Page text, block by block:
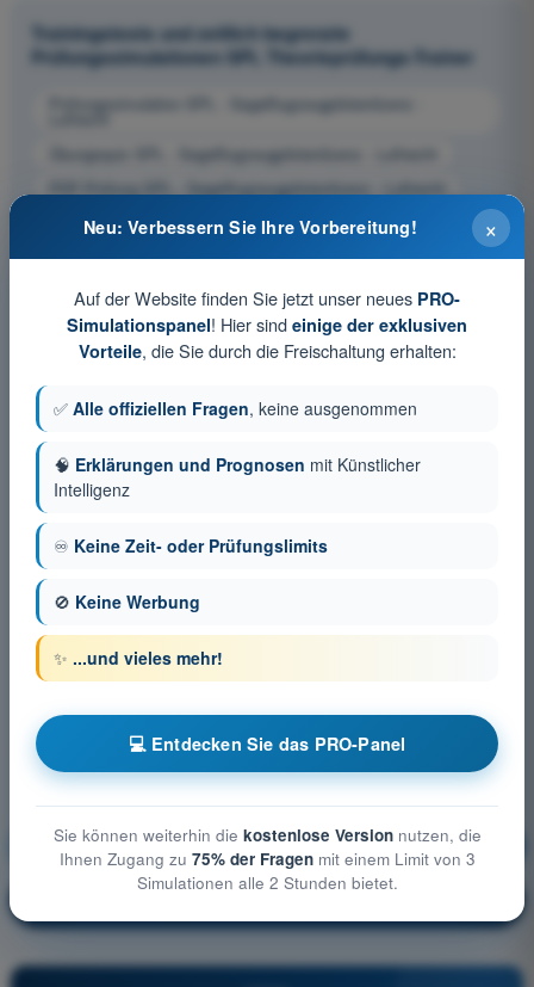
Trainingstests und zeitlich begrenzte
Prüfungssimulationen SPL Theorieprüfungs-Trainer
Prüfungssimulation SPL - Segelflugzeugpilotenlizenz -
Übungsquiz SPL - Segelflugzeugpilotenlizenz - Luftrecht
PDF-Prüfung SPL - Segelflugzeugpilotenlizenz - Luftrecht
Luftrecht Ausbildung!
×
Neu: Verbessern Sie Ihre Vorbereitung!
Auf der Website finden Sie jetzt unser neues PRO-
Simulationspanel! Hier sind einige der exklusiven
Vorteile, die Sie durch die Freischaltung erhalten:
✅ Alle offiziellen Fragen, keine ausgenommen
🧠 Erklärungen und Prognosen mit Künstlicher
Intelligenz
♾️ Keine Zeit- oder Prüfungslimits
🚫 Keine Werbung
✨ ...und vieles mehr!
💻 Entdecken Sie das PRO-Panel
Sie können weiterhin die kostenlose Versionnutzen, die
Ihnen Zugang zu 75% der Fragenmit einem Limit von 3
Simulationen alle 2 Stunden bietet.